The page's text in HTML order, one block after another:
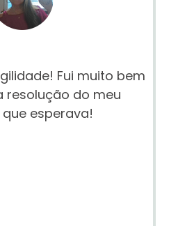
Fui muito bem
resolução do meu
esperava!